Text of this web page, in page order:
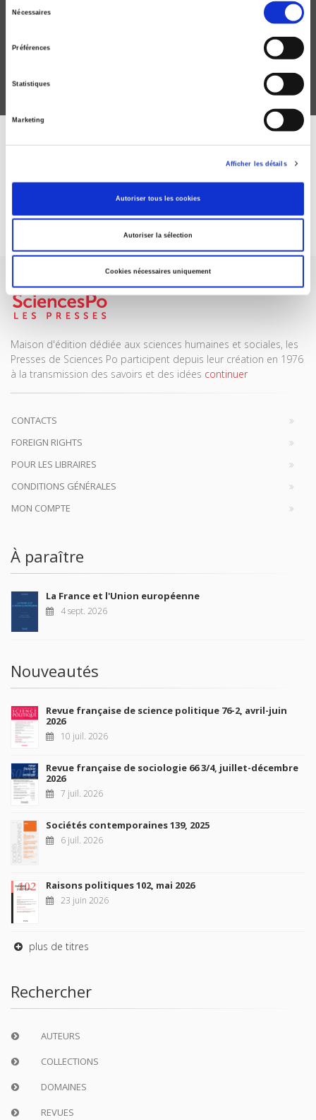
Nécessaires
Préférences
Statistiques
Marketing
Afficher les détails
Autoriser tous les cookies
Autoriser la sélection
Cookies nécessaires uniquement
Morale et politique chez Hubert Beuve-Méry
ABONNEZ-VOUS À NOS
REVUES
Je m’abonne
Maison d'édition dédiée aux sciences humaines et sociales, les
Presses de Sciences Po participent depuis leur création en 1976
à la transmission des savoirs et des idées continuer
CONTACTS
FOREIGN RIGHTS
POUR LES LIBRAIRES
CONDITIONS GÉNÉRALES
MON COMPTE
À paraître
La France et l'Union européenne
4 sept. 2026
Nouveautés
Revue française de science politique 76-2, avril-juin
2026
10 juil. 2026
Revue française de sociologie 66 3/4, juillet-décembre
2026
7 juil. 2026
Sociétés contemporaines 139, 2025
6 juil. 2026
Raisons politiques 102, mai 2026
23 juin 2026
plus de titres
Rechercher
AUTEURS
COLLECTIONS
DOMAINES
REVUES